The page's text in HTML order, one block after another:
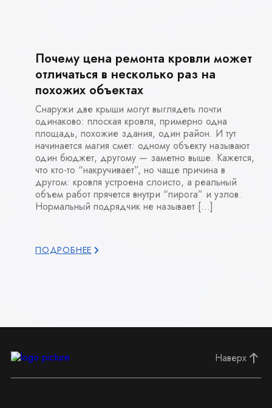
Почему цена ремонта кровли может
отличаться в несколько раз на
похожих объектах
Снаружи две крыши могут выглядеть почти
одинаково: плоская кровля, примерно одна
площадь, похожие здания, один район. И тут
начинается магия смет: одному объекту называют
один бюджет, другому — заметно выше. Кажется,
что кто-то “накручивает”, но чаще причина в
другом: кровля устроена слоисто, а реальный
объем работ прячется внутри “пирога” и узлов.
Нормальный подрядчик не называет […]
ПОДРОБНЕЕ
Наверх